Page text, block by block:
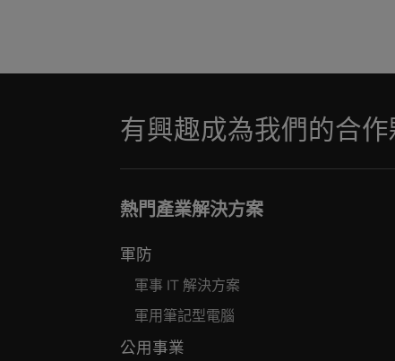
有興趣成為我們的合
熱門產業解決方案
軍防
軍事 IT 解決方案
軍用筆記型電腦
公用事業